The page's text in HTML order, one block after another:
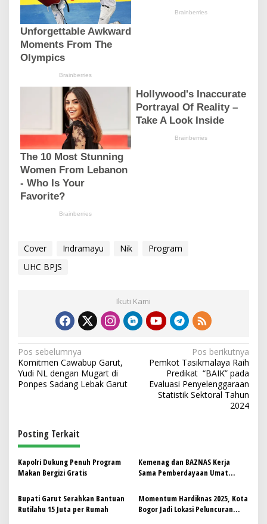
Cover Indramayu Nik
Program
UHC BPJS
Ikuti Kami
N
a
v
a
s
i
o
Pos sebelumnya
Komitmen Cawabup Garut,
Yudi NL dengan Mugart di
Ponpes Sadang Lebak Garut
Pos berikutnya
Pemkot Tasikmalaya Raih
Predikat “BAIK” pada
Evaluasi Penyelenggaraan
Statistik Sektoral Tahun
2024
Posting Terkait
Kapolri Dukung Penuh Program
Makan Bergizi Gratis
Kemenag dan BAZNAS Kerja
Sama Pemberdayaan Umat
Bupati Garut Serahkan Bantuan
Rutilahu 15 Juta per Rumah
Momentum Hardiknas 2025, Kota
Bogor Jadi Lokasi Peluncuran